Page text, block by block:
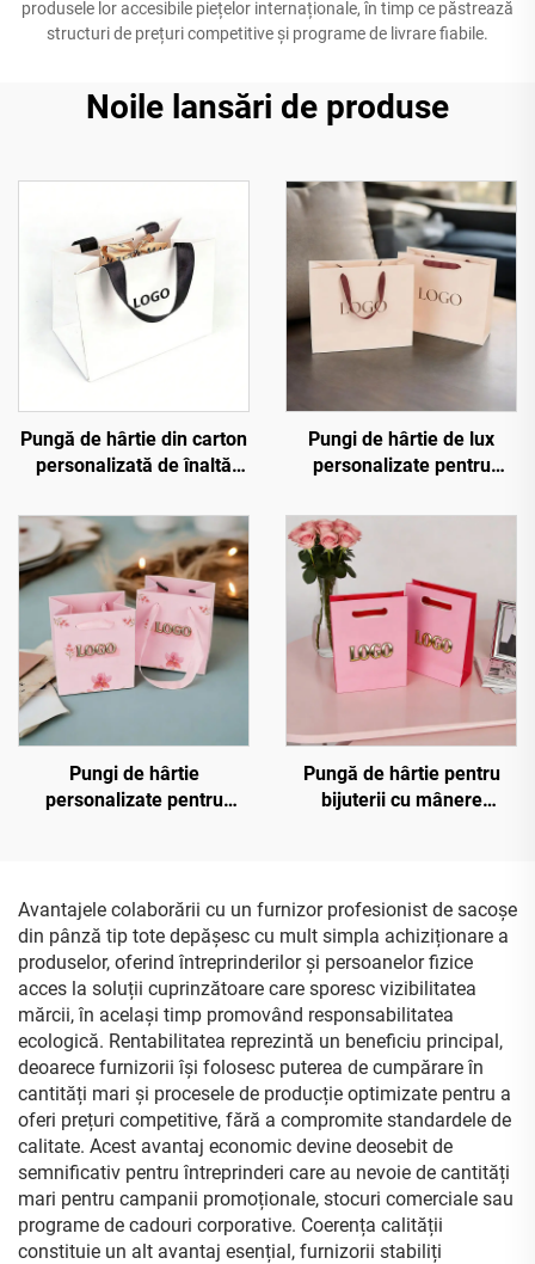
produsele lor accesibile piețelor internaționale, în timp ce păstrează
structuri de prețuri competitive și programe de livrare fiabile.
Noile lansări de produse
Pungă de hârtie din carton
personalizată de înaltă
panglică, pungi de
ambalare și cumpărături
personalizate pentru
îmbrăcăminte și pantofi de
la magazinul boutique
Pungi de hârtie de lux
personalizate pentru
ambalaj, pungi de
cumpărături cu propriul
Pungi de hârtie
personalizate pentru
de hârtie reciclată pentru
cadou
Pungă de hârtie pentru
bijuterii cu mânere
Avantajele colaborării cu un furnizor profesionist de sacoșe
din pânză tip tote depășesc cu mult simpla achiziționare a
produselor, oferind întreprinderilor și persoanelor fizice
acces la soluții cuprinzătoare care sporesc vizibilitatea
mărcii, în același timp promovând responsabilitatea
ecologică. Rentabilitatea reprezintă un beneficiu principal,
deoarece furnizorii își folosesc puterea de cumpărare în
cantități mari și procesele de producție optimizate pentru a
oferi prețuri competitive, fără a compromite standardele de
calitate. Acest avantaj economic devine deosebit de
semnificativ pentru întreprinderi care au nevoie de cantități
mari pentru campanii promoționale, stocuri comerciale sau
programe de cadouri corporative. Coerența calității
constituie un alt avantaj esențial, furnizorii stabiliți